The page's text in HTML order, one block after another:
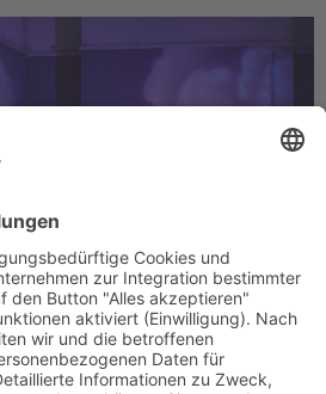
(Foto: Björn Hickmann)